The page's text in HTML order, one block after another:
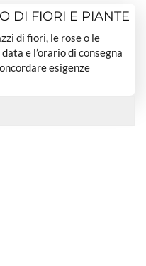
DI FIORI E PIANTE
di fiori, le rose o le
e l’orario di consegna
esigenze